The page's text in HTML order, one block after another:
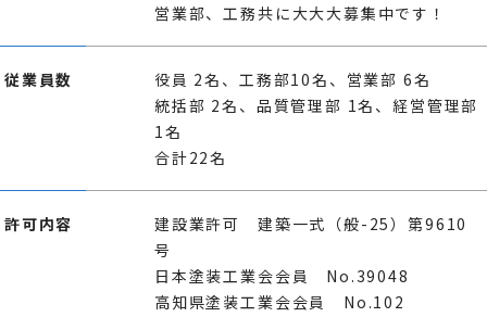
営業部、工務共に大大大募集中です！
従業員数
役員 2名、工務部10名、営業部 6名
統括部 2名、品質管理部 1名、経営管理部
1名
合計22名
許可内容
建設業許可 建築一式（般-25）第9610
号
日本塗装工業会会員 No.39048
高知県塗装工業会会員 No.102